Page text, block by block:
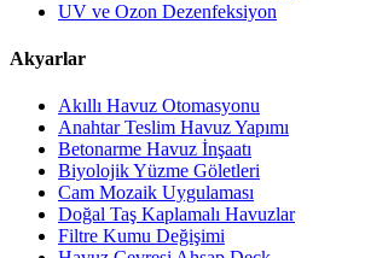
UV ve Ozon Dezenfeksiyon
Akyarlar
Akıllı Havuz Otomasyonu
Anahtar Teslim Havuz Yapımı
Betonarme Havuz İnşaatı
Biyolojik Yüzme Göletleri
Cam Mozaik Uygulaması
Doğal Taş Kaplamalı Havuzlar
Filtre Kumu Değişimi